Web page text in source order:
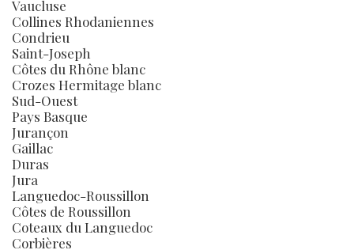
Vaucluse
Collines Rhodaniennes
Condrieu
Saint-Joseph
Côtes du Rhône blanc
Crozes Hermitage blanc
Sud-Ouest
Pays Basque
Jurançon
Gaillac
Duras
Jura
Languedoc-Roussillon
Côtes de Roussillon
Coteaux du Languedoc
Corbières